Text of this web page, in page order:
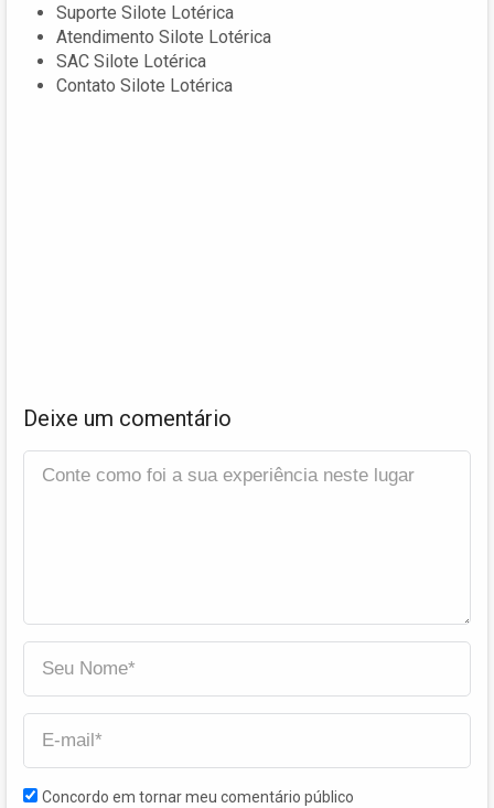
Suporte Silote Lotérica
Atendimento Silote Lotérica
SAC Silote Lotérica
Contato Silote Lotérica
Deixe um comentário
Concordo em tornar meu comentário público